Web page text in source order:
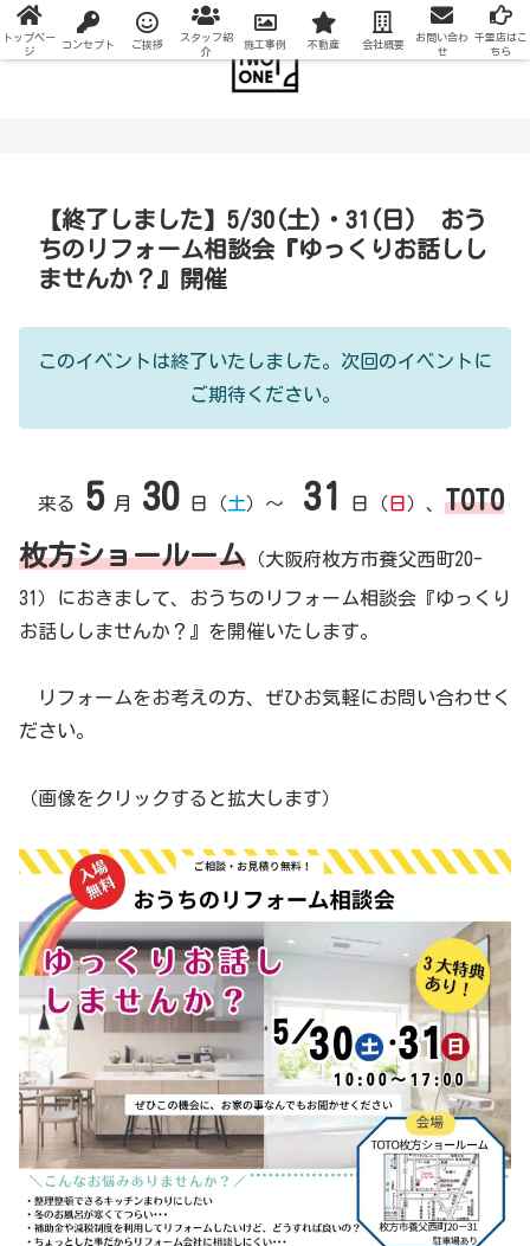
【終了しました】5/30(土)・31(日) おう
ちのリフォーム相談会『ゆっくりお話しし
ませんか？』開催
このイベントは終了いたしました。次回のイベントに
ご期待ください。
来る 5月 30 日（土）～ 31 日（日）、 TOTO
枚方ショールーム （大阪府枚方市養父西町20-
31）におきまして、おうちのリフォーム相談会『ゆっくり
お話ししませんか？』を開催いたします。
リフォームをお考えの方、ぜひお気軽にお問い合わせく
ださい。
（画像をクリックすると拡大します）
トップペー
ジ
コンセプト ご挨拶
スタッフ紹
介
施工事例 不動産 会社概要
お問い合わ
せ
千里店はこ
ちら